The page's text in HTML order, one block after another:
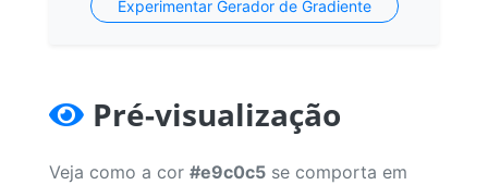
Experimentar Gerador de Gradiente
Pré-visualização
Veja como a cor #e9c0c5 se comporta em